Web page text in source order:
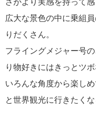
広大な景色の中に乗組
りだくさん。
フライングメジャー号
り物好きにはきっとツボ
いろんな角度から楽し
と世界観光に行きたく